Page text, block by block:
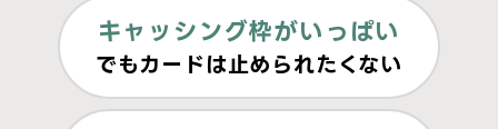
キャッシング枠がいっぱい
でもカードは止められたくない